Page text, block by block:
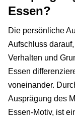
Essen?
Die persönliche
Aufschluss
Verhalten und
Essen
voneinander.
Ausprägung des
Essen-Motiv, ist